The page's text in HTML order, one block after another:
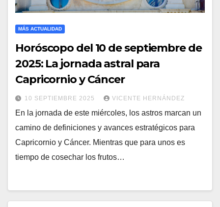
MÁS ACTUALIDAD
Horóscopo del 10 de septiembre de
2025: La jornada astral para
Capricornio y Cáncer
10 SEPTIEMBRE 2025 VICENTE HERNÁNDEZ
En la jornada de este miércoles, los astros marcan un
camino de definiciones y avances estratégicos para
Capricornio y Cáncer. Mientras que para unos es
tiempo de cosechar los frutos…